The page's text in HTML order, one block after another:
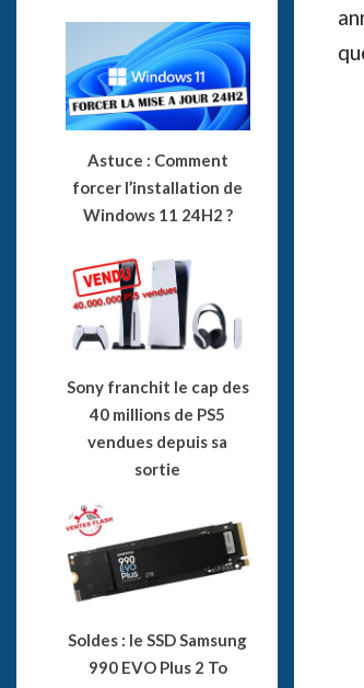
Astuce : Comment
forcer l’installation de
Windows 11 24H2 ?
Sony franchit le cap des
40 millions de PS5
vendues depuis sa
sortie
Soldes : le SSD Samsung
990 EVO Plus 2 To